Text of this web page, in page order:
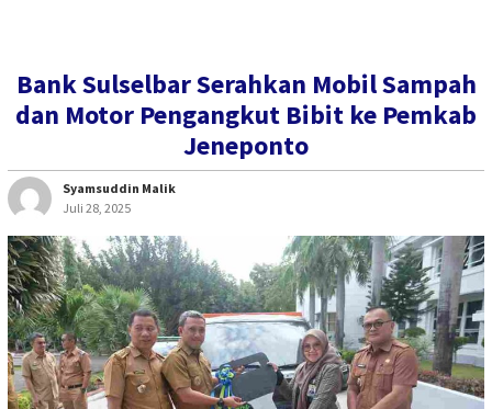
Bank Sulselbar Serahkan Mobil Sampah
dan Motor Pengangkut Bibit ke Pemkab
Jeneponto
Syamsuddin Malik
Juli 28, 2025